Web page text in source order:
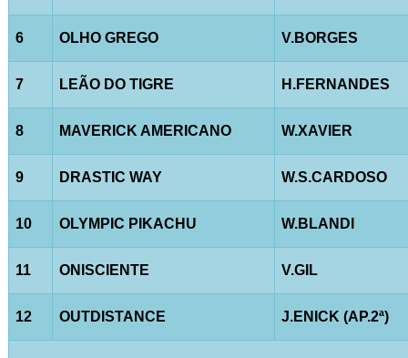
6 OLHO GREGO V.BORGES
7 LEÃO DO TIGRE H.FERNANDES
8 MAVERICK AMERICANO W.XAVIER
9 DRASTIC WAY W.S.CARDOSO
10 OLYMPIC PIKACHU W.BLANDI
11 ONISCIENTE V.GIL
12 OUTDISTANCE J.ENICK (AP.2ª)